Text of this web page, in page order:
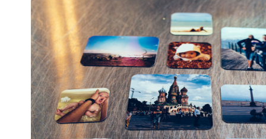
Ваш город:
Ваш регион доставки
Выберите из списка:
10х10
10х15
13х18
15х15
15х20
20х20
20х30
30х30
30х40
А4
Фото
в